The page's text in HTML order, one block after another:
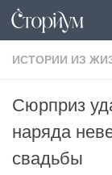
Под записью
ИСТОРИИ ИЗ
Сюрприз
наряда
свадьбы